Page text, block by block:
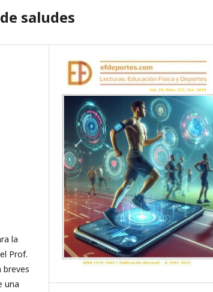
saludes
la
Prof.
breves
una